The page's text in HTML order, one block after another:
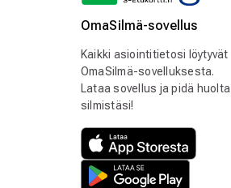
OmaSilmä-sovellus
Kaikki asiointitietosi löytyvät
OmaSilmä-sovelluksesta.
Lataa sovellus ja pidä huolta
silmistäsi!